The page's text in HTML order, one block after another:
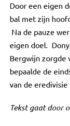
Door een eigen
bal met zijn
Na de pauze
eigen doel.
Bergwijn zorgde
bepaalde de
van de
Tekst gaat door